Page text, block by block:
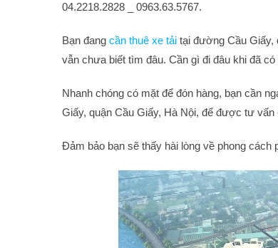
04.2218.2828 _ 0963.63.5767.
Bạn đang cần thuê xe tải tại đường Cầu Giấy,
vẫn chưa biết tìm đâu. Cần gì đi đâu khi đã
Nhanh chóng có mặt để đón hàng, bạn cần
Giấy, quận Cầu Giấy, Hà Nội, để được tư
Đảm bảo bạn sẽ thấy hài lòng về phong cách